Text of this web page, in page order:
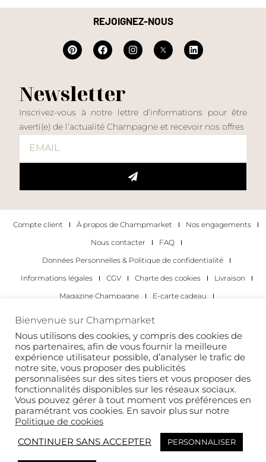
REJOIGNEZ-NOUS
Newsletter
Inscrivez-vous à notre lettre d’informations pour être
averti(e) de l’actualité Champagne et recevoir nos offres
Compte client À propos de Champmarket
Nos engagements
Nous contacter
FAQ
Données Personnelles & Politique de confidentialité
Informations légales
CGV Charte des cookies
Livraison
Magazine Champagne
E-carte cadeau
Les occasions pour déguster du champagne
Pour les particuliers
Pour les entreprises
Copyright 2022 © tous droits réservés. Champmarket.
Bienvenue sur Champmarket
Nous utilisons des cookies, y compris des cookies de
nos partenaires, afin de vous fournir la meilleure
expérience utilisateur possible, d’analyser le trafic de
notre site, vous proposer des publicités
personnalisées sur des sites tiers et vous proposer des
fonctionnalités disponibles sur les réseaux sociaux.
Vous pouvez gérer à tout moment vos préférences en
paramétrant vos cookies. En savoir plus sur notre
Politique de cookies
CONTINUER SANS ACCEPTER
PERSONNALISER